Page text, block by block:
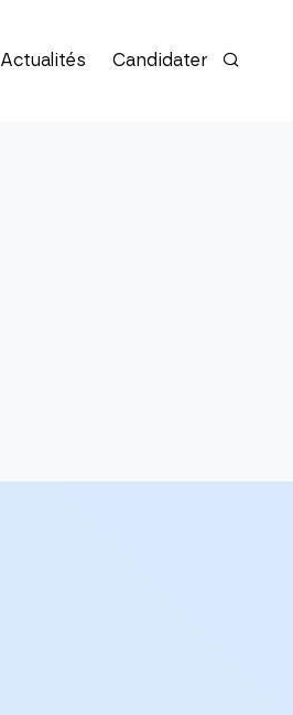
Actualités Candidater